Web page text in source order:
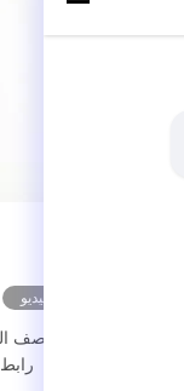
فيديو
رابط ERA 00S 0S 1S 50 IP Rating